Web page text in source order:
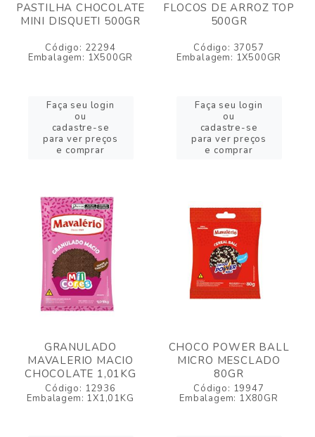
PASTILHA CHOCOLATE
MINI DISQUETI 500GR
Código: 22294
Embalagem: 1X500GR
Faça seu login
ou
cadastre-se
para ver preços
e comprar
FLOCOS DE ARROZ TOP
500GR
Código: 37057
Embalagem: 1X500GR
Faça seu login
ou
cadastre-se
para ver preços
e comprar
GRANULADO
MAVALERIO MACIO
CHOCOLATE 1,01KG
Código: 12936
Embalagem: 1X1,01KG
CHOCO POWER BALL
MICRO MESCLADO
80GR
Código: 19947
Embalagem: 1X80GR